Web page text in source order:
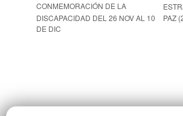
CONMEMORACIÓN DE LA
DISCAPACIDAD DEL 26 NOV AL 10
DE DIC
PAZ